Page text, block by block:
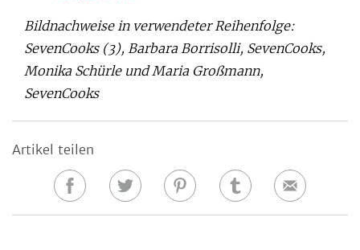
Bildnachweise in verwendeter Reihenfolge:
SevenCooks (3), Barbara Borrisolli, SevenCooks,
Monika Schürle und Maria Großmann,
SevenCooks
Artikel teilen
Auf
Auf
Auf
Auf
E-